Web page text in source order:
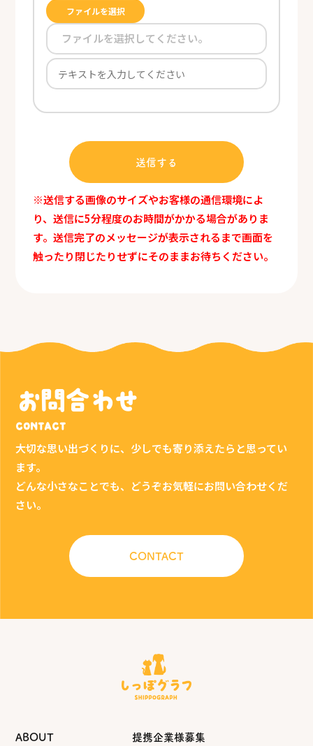
ファイルを選択
ファイルを選択してください。
※送信する画像のサイズやお客様の通信環境によ
り、送信に5分程度のお時間がかかる場合がありま
す。送信完了のメッセージが表示されるまで画面を
触ったり閉じたりせずにそのままお待ちください。
お問合わせ
CONTACT
大切な思い出づくりに、少しでも寄り添えたらと思ってい
ます。
どんな小さなことでも、どうぞお気軽にお問い合わせくだ
さい。
CONTACT
ABOUT 提携企業様募集